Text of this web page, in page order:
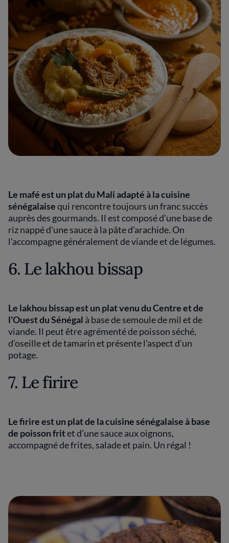
Le mafé est un plat du Mali adapté à la cuisine
sénégalaisequi rencontre toujours un franc succès
auprès des gourmands. Il est composé d'une base de
riz nappé d'une sauce à la pâte d'arachide. On
l'accompagne généralement de viande et de légumes.
6. Le lakhou bissap
Le lakhou bissap est un plat venu du Centre et de
l'Ouest du Sénégal à base de semoule de mil et de
viande. Il peut être agrémenté de poisson séché,
d'oseille et de tamarin et présente l'aspect d'un
potage.
7. Le firire
Le firire est un plat de la cuisine sénégalaise à base
de poisson fritet d’une sauce aux oignons,
accompagné de frites, salade et pain. Un régal !